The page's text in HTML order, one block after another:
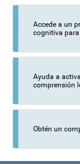
Accede a un
cognitiva
Ayuda a
comprensión
Obtén un